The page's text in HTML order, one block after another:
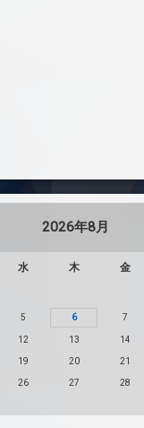
2026年8月
水 木 金
5 6 7
12 13 14
19 20 21
26 27 28